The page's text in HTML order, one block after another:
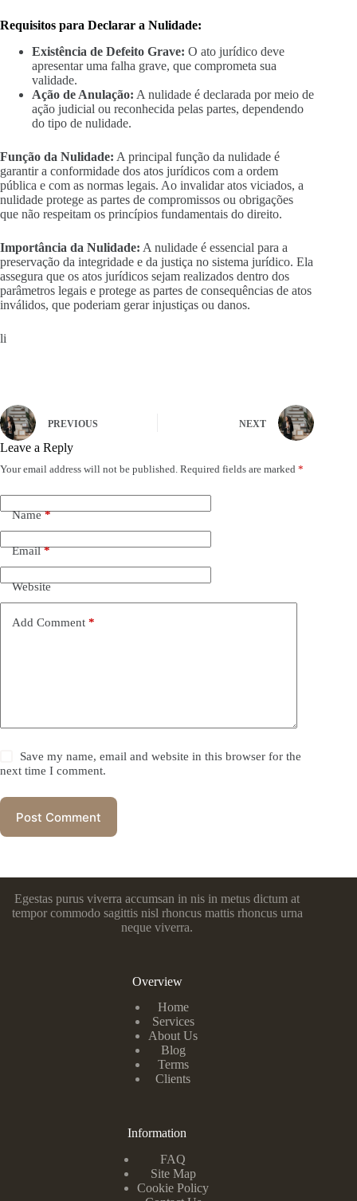
Requisitos para Declarar a Nulidade:
Existência de Defeito Grave: O ato jurídico deve
apresentar uma falha grave, que comprometa sua
validade.
Ação de Anulação: A nulidade é declarada por meio de
ação judicial ou reconhecida pelas partes, dependendo
do tipo de nulidade.
Função da Nulidade: A principal função da nulidade é
garantir a conformidade dos atos jurídicos com a ordem
pública e com as normas legais. Ao invalidar atos viciados, a
nulidade protege as partes de compromissos ou obrigações
que não respeitam os princípios fundamentais do direito.
Importância da Nulidade: A nulidade é essencial para a
preservação da integridade e da justiça no sistema jurídico. Ela
assegura que os atos jurídicos sejam realizados dentro dos
parâmetros legais e protege as partes de consequências de atos
inválidos, que poderiam gerar injustiças ou danos.
li
PREVIOUS NEXT
Leave a Reply
Your email address will not be published. Required fields are marked *
Name*
Email*
Website
Add Comment *
Save my name, email and website in this browser for the
next time I comment.
Post Comment
Egestas purus viverra accumsan in nis in metus dictum at
tempor commodo sagittis nisl rhoncus mattis rhoncus urna
neque viverra.
Overview
Home
Services
About Us
Blog
Terms
Clients
Information
FAQ
Site Map
Cookie Policy